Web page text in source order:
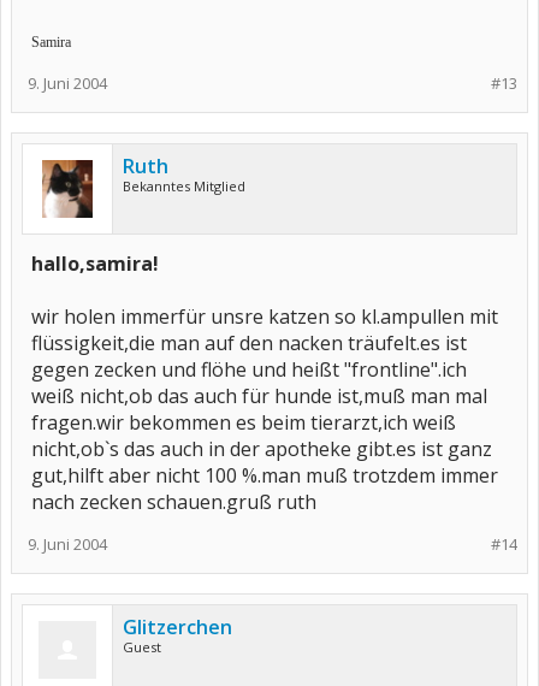
Samira
#13
9. Juni 2004
Ruth
Bekanntes Mitglied
hallo,samira!
wir holen immerfür unsre katzen so kl.ampullen mit
flüssigkeit,die man auf den nacken träufelt.es ist
gegen zecken und flöhe und heißt "frontline".ich
weiß nicht,ob das auch für hunde ist,muß man mal
fragen.wir bekommen es beim tierarzt,ich weiß
nicht,ob`s das auch in der apotheke gibt.es ist ganz
gut,hilft aber nicht 100 %.man muß trotzdem immer
nach zecken schauen.gruß ruth
#14
9. Juni 2004
Glitzerchen
Guest